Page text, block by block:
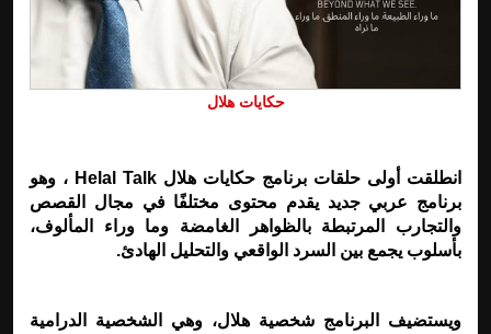
حكايات هلال
انطلقت أولى حلقات برنامج حكايات هلال Helal Talk ، وهو
برنامج عربي جديد يقدم محتوى مختلفًا في مجال القصص
والتجارب المرتبطة بالظواهر الغامضة وما وراء المألوف،
بأسلوب يجمع بين السرد الواقعي والتحليل الهادئ.
ويستضيف البرنامج شخصية هلال، وهي الشخصية الدرامية